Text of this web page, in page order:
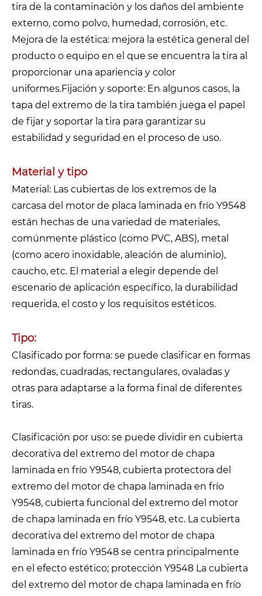
tira de la contaminación y los daños del ambiente
externo, como polvo, humedad, corrosión, etc.
Mejora de la estética: mejora la estética general del
producto o equipo en el que se encuentra la tira al
proporcionar una apariencia y color
uniformes.Fijación y soporte: En algunos casos, la
tapa del extremo de la tira también juega el papel
de fijar y soportar la tira para garantizar su
estabilidad y seguridad en el proceso de uso.
Material y tipo
Material: Las cubiertas de los extremos de la
carcasa del motor de placa laminada en frío Y9548
están hechas de una variedad de materiales,
comúnmente plástico (como PVC, ABS), metal
(como acero inoxidable, aleación de aluminio),
caucho, etc. El material a elegir depende del
escenario de aplicación específico, la durabilidad
requerida, el costo y los requisitos estéticos.
Tipo:
Clasificado por forma: se puede clasificar en formas
redondas, cuadradas, rectangulares, ovaladas y
otras para adaptarse a la forma final de diferentes
tiras.
Clasificación por uso: se puede dividir en cubierta
decorativa del extremo del motor de chapa
laminada en frío Y9548, cubierta protectora del
extremo del motor de chapa laminada en frío
Y9548, cubierta funcional del extremo del motor
de chapa laminada en frío Y9548, etc. La cubierta
decorativa del extremo del motor de chapa
laminada en frío Y9548 se centra principalmente
en el efecto estético; protección Y9548 La cubierta
del extremo del motor de chapa laminada en frío